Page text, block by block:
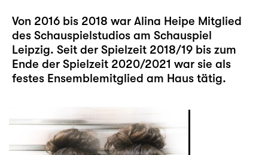
Von 2016 bis 2018 war Alina Heipe Mitglied
des Schauspielstudios am Schauspiel
Leipzig. Seit der Spielzeit 2018/19 bis zum
Ende der Spielzeit 2020/2021 war sie als
festes Ensemblemitglied am Haus tätig.